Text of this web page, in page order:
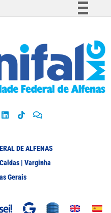
Participe
Acesso à informação
Legislação
DE ALFENAS
| Varginha
Gerais